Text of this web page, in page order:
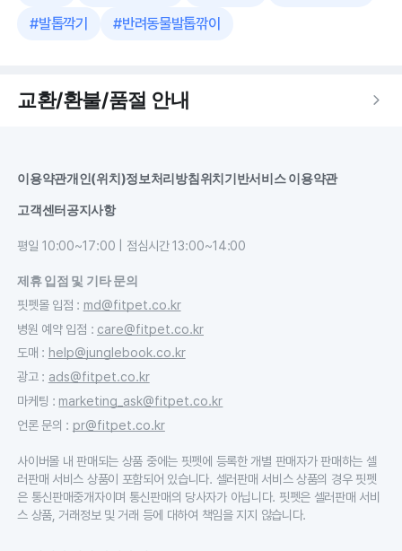
#발톱깍기 #반려동물발톱깎이
교환/환불/품절 안내
이용약관개인(위치)정보처리방침위치기반서비스 이용약관
고객센터공지사항
평일 10:00~17:00 | 점심시간 13:00~14:00
제휴 입점 및 기타 문의
핏펫몰 입점 : md@fitpet.co.kr
병원 예약 입점 : care@fitpet.co.kr
도매 : help@junglebook.co.kr
광고: ads@fitpet.co.kr
마케팅 : marketing_ask@fitpet.co.kr
언론 문의 : pr@fitpet.co.kr
사이버몰 내 판매되는 상품 중에는 핏펫에 등록한 개별 판매자가 판매하는 셀
러판매 서비스 상품이 포함되어 있습니다. 셀러판매 서비스 상품의 경우 핏펫
은 통신판매중개자이며 통신판매의 당사자가 아닙니다. 핏펫은 셀러판매 서비
스 상품, 거래정보 및 거래 등에 대하여 책임을 지지 않습니다.